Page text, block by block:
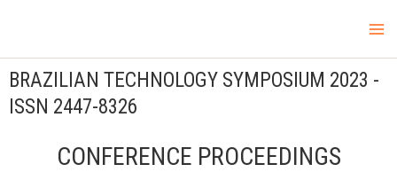
content
BRAZILIAN TECHNOLOGY SYMPOSIUM 2023 -
ISSN 2447-8326
CONFERENCE PROCEEDINGS